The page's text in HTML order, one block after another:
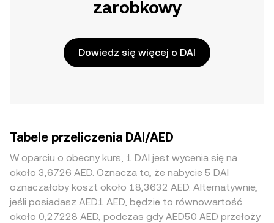
zarobkowy
Dowiedz się więcej o DAI
Tabele przeliczenia DAI/AED
W oparciu o obecny kurs, 1 DAI jest wycenia się na
około 3,6726 AED. Oznacza to, że nabycie 5 DAI
oznaczałoby koszt około 18,3632 AED. Alternatywnie,
jeśli posiadasz AED1 AED, będzie to równowartość
około 0,27228 AED, podczas gdy AED50 AED przełoży